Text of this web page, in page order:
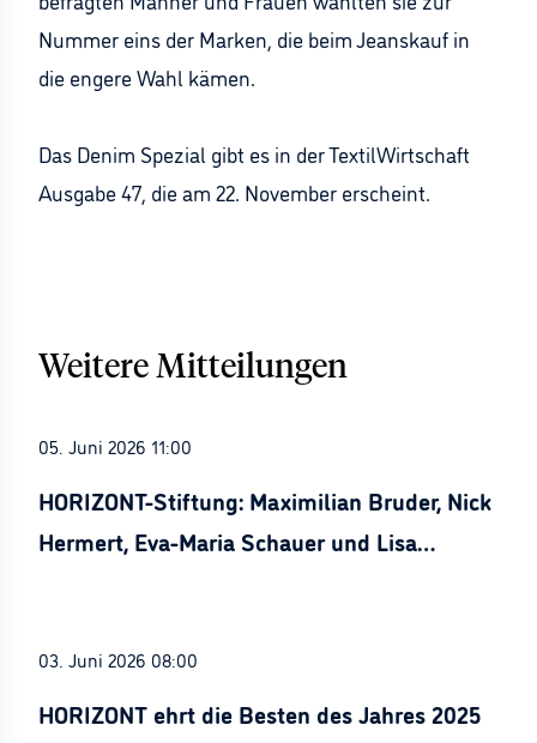
Nummer eins der Marken, die beim Jeanskauf in
die engere Wahl kämen.
Das Denim Spezial gibt es in der TextilWirtschaft
Ausgabe 47, die am 22. November erscheint.
Weitere Mitteilungen
05. Juni 2026 11:00
HORIZONT-Stiftung: Maximilian Bruder, Nick
Hermert, Eva-Maria Schauer und Lisa
03. Juni 2026 08:00
HORIZONT ehrt die Besten des Jahres 2025